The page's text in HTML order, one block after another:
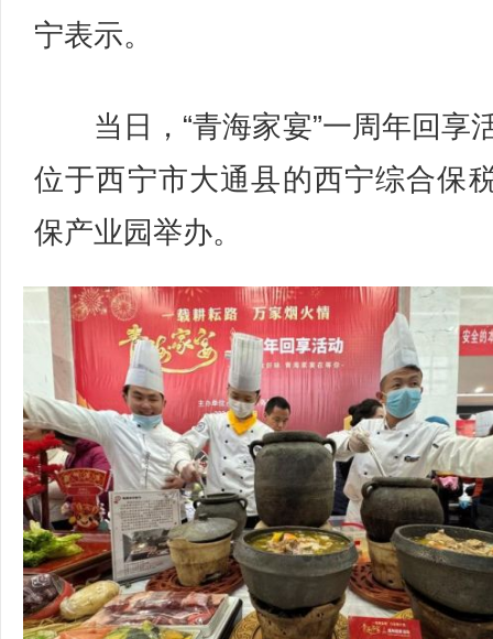
宁表示。
当日，“青海家宴”一周年回享
位于西宁市大通县的西宁综合保
保产业园举办。